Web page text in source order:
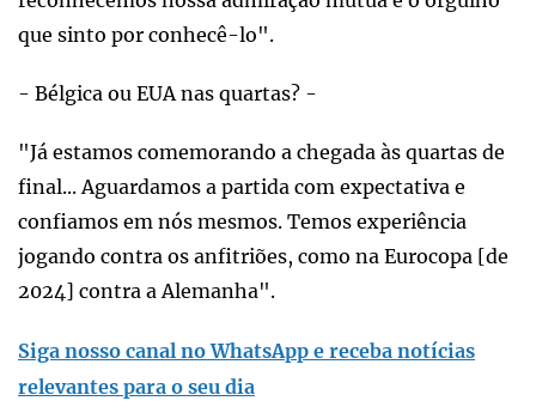
que sinto por conhecê-lo".
- Bélgica ou EUA nas quartas? -
"Já estamos comemorando a chegada às quartas de
final... Aguardamos a partida com expectativa e
confiamos em nós mesmos. Temos experiência
jogando contra os anfitriões, como na Eurocopa [de
2024] contra a Alemanha".
Siga nosso canal no WhatsApp e receba notícias
relevantes para o seu dia